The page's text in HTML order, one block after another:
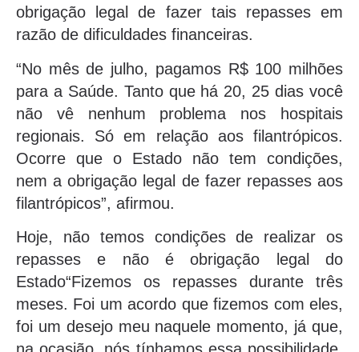
obrigação legal de fazer tais repasses em
razão de dificuldades financeiras.
“No mês de julho, pagamos R$ 100 milhões
para a Saúde. Tanto que há 20, 25 dias você
não vê nenhum problema nos hospitais
regionais. Só em relação aos filantrópicos.
Ocorre que o Estado não tem condições,
nem a obrigação legal de fazer repasses aos
filantrópicos”, afirmou.
Hoje, não temos condições de realizar os
repasses e não é obrigação legal do
Estado“Fizemos os repasses durante três
meses. Foi um acordo que fizemos com eles,
foi um desejo meu naquele momento, já que,